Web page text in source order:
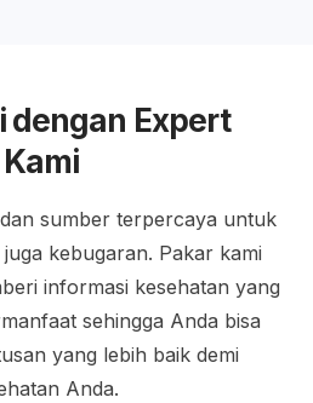
dengan Expert
Kami
sumber terpercaya untuk
kebugaran. Pakar kami
informasi kesehatan yang
sehingga Anda bisa
yang lebih baik demi
Anda.